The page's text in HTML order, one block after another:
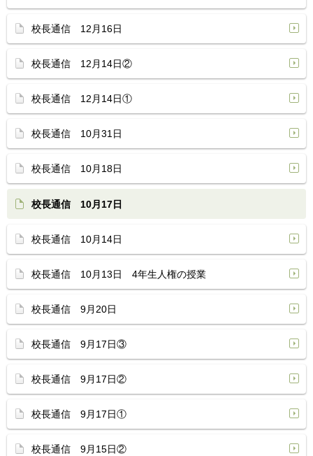
校長通信 12月16日
校長通信 12月14日②
校長通信 12月14日①
校長通信 10月31日
校長通信 10月18日
校長通信 10月17日
校長通信 10月14日
校長通信 10月13日 4年生人権の授業
校長通信 9月20日
校長通信 9月17日③
校長通信 9月17日②
校長通信 9月17日①
校長通信 9月15日②